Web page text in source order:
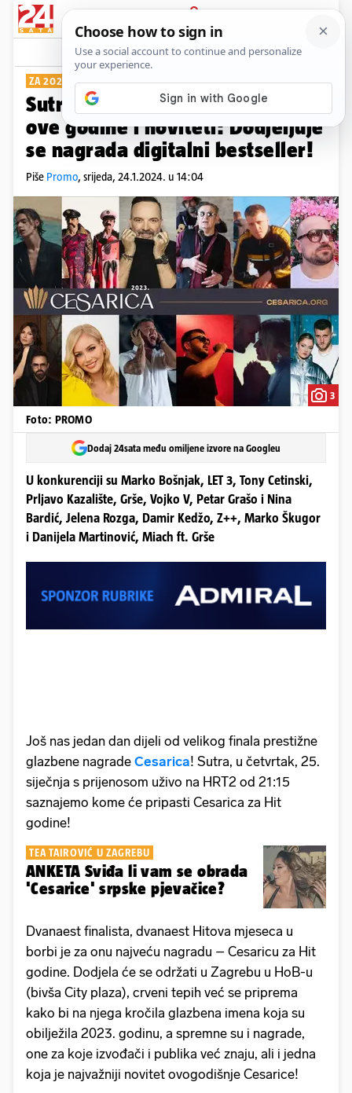
PRIJAVA
Show Komentari
ZA 2023.
Sutra je dodjela 'Cesarice', a
ove godine i noviteti: Dodjeljuje
se nagrada digitalni bestseller!
Piše Promo, srijeda, 24.1.2024. u 14:04
3
Foto: PROMO
Dodaj 24sata među omiljene izvore na Googleu
U konkurenciji su Marko Bošnjak, LET 3, Tony Cetinski,
Prljavo Kazalište, Grše, Vojko V, Petar Grašo i Nina
Bardić, Jelena Rozga, Damir Kedžo, Z++, Marko Škugor
i Danijela Martinović, Miach ft. Grše
Još nas jedan dan dijeli od velikog finala prestižne
glazbene nagrade Cesarica! Sutra, u četvrtak, 25.
siječnja s prijenosom uživo na HRT2 od 21:15
saznajemo kome će pripasti Cesarica za Hit
godine!
TEA TAIROVIĆ U ZAGREBU
ANKETA Sviđa li vam se obrada
'Cesarice' srpske pjevačice?
Dvanaest finalista, dvanaest Hitova mjeseca u
borbi je za onu najveću nagradu – Cesaricu za Hit
godine. Dodjela će se održati u Zagrebu u HoB-u
(bivša City plaza), crveni tepih već se priprema
kako bi na njega kročila glazbena imena koja su
obilježila 2023. godinu, a spremne su i nagrade,
one za koje izvođači i publika već znaju, ali i jedna
koja je najvažniji novitet ovogodišnje Cesarice!